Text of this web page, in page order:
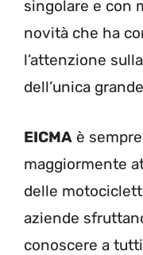
singolare e con
novità che ha
l’attenzione
dell’unica
EICMA è
maggiormente
delle
aziende
conoscere a